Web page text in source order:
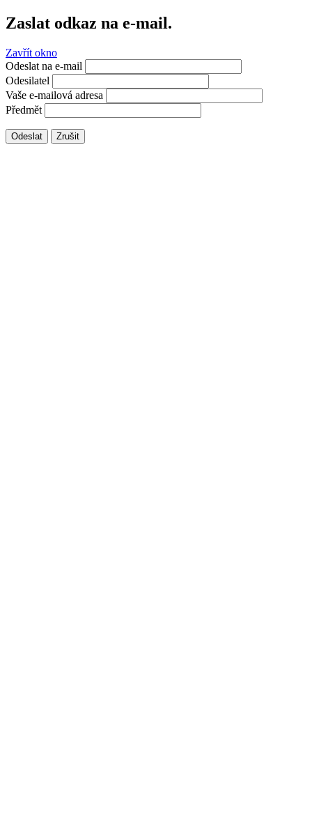
Zaslat odkaz na e-mail.
Zavřít okno
Odeslat na e-mail
Odesilatel
Vaše e-mailová adresa
Předmět
Odeslat Zrušit